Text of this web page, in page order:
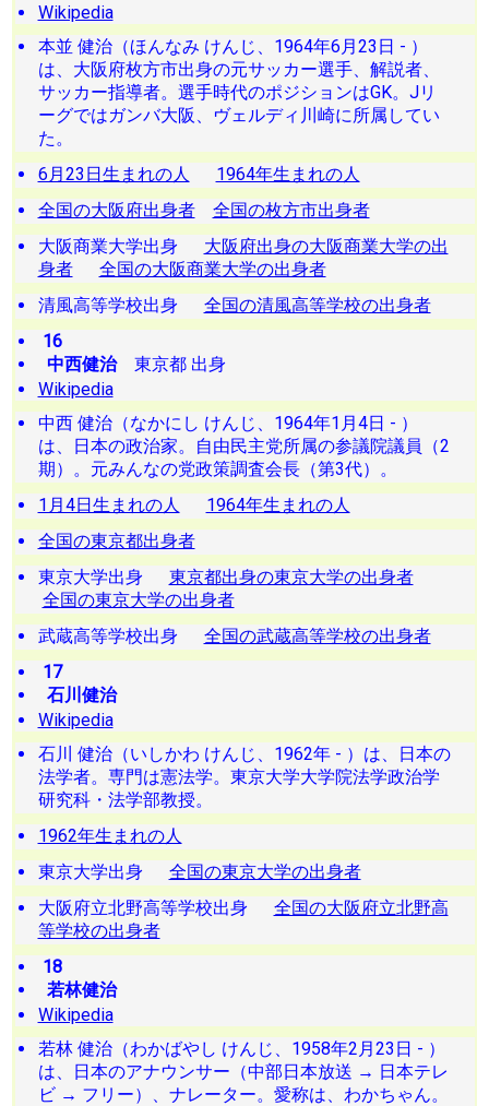
Wikipedia
本並 健治（ほんなみ けんじ、1964年6月23日 - ）
は、大阪府枚方市出身の元サッカー選手、解説者、
サッカー指導者。選手時代のポジションはGK。Jリ
ーグではガンバ大阪、ヴェルディ川崎に所属してい
た。
6月23日生まれの人
1964年生まれの人
全国の大阪府出身者
全国の枚方市出身者
大阪商業大学出身 大阪府出身の大阪商業大学の出
身者
全国の大阪商業大学の出身者
清風高等学校出身 全国の清風高等学校の出身者
16
中西健治東京都 出身
Wikipedia
中西 健治（なかにし けんじ、1964年1月4日 - ）
は、日本の政治家。自由民主党所属の参議院議員（2
期）。元みんなの党政策調査会長（第3代）。
1月4日生まれの人
1964年生まれの人
全国の東京都出身者
東京大学出身 東京都出身の東京大学の出身者
全国の東京大学の出身者
武蔵高等学校出身 全国の武蔵高等学校の出身者
17
石川健治
Wikipedia
石川 健治（いしかわ けんじ、1962年 - ）は、日本の
法学者。専門は憲法学。東京大学大学院法学政治学
研究科・法学部教授。
1962年生まれの人
東京大学出身 全国の東京大学の出身者
大阪府立北野高等学校出身 全国の大阪府立北野高
等学校の出身者
18
若林健治
Wikipedia
若林 健治（わかばやし けんじ、1958年2月23日 - ）
は、日本のアナウンサー（中部日本放送 → 日本テレ
ビ → フリー）、ナレーター。愛称は、わかちゃん。